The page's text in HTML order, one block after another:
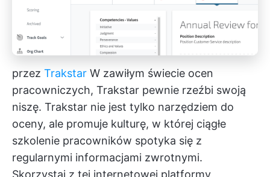
przez Trakstar W zawiłym świecie ocen
pracowniczych, Trakstar pewnie rzeźbi swoją
niszę. Trakstar nie jest tylko narzędziem do
oceny, ale promuje kulturę, w której ciągłe
szkolenie pracowników spotyka się z
regularnymi informacjami zwrotnymi.
Skorzystaj z tej internetowej platformy